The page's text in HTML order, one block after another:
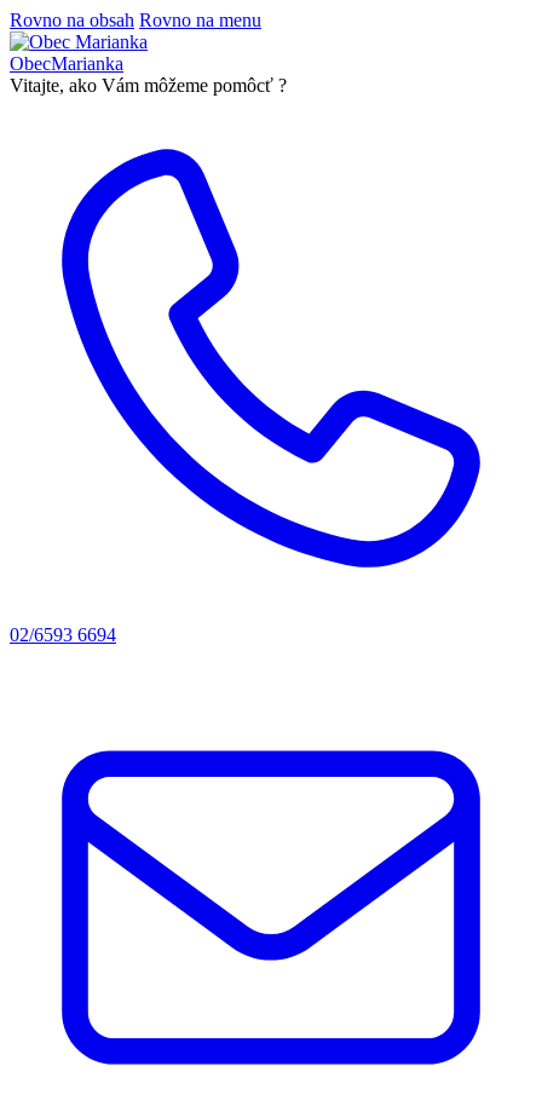
Rovno na obsah Rovno na menu
ObecMarianka
Vitajte, ako Vám môžeme pomôcť ?
02/6593 6694